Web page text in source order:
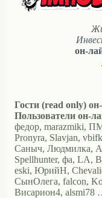
он-
Гости (read only)
Пользователи он-
федор, marazmiki,
Pronyra, Slavjan,
Саныч, Людмилка,
Spellhunter, фа, LA,
eski, ЮрийН,
СынОлега, falcon,
Висариoн4, alsmi78